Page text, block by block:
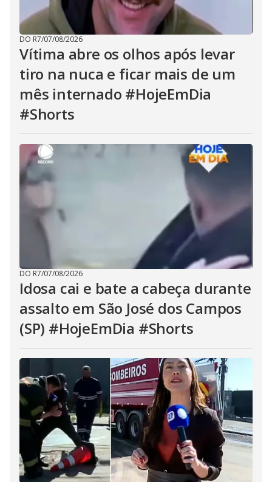
DO R7/07/08/2026
Vítima abre os olhos após levar
tiro na nuca e ficar mais de um
mês internado #HojeEmDia
#Shorts
DO R7/07/08/2026
Idosa cai e bate a cabeça durante
assalto em São José dos Campos
(SP) #HojeEmDia #Shorts